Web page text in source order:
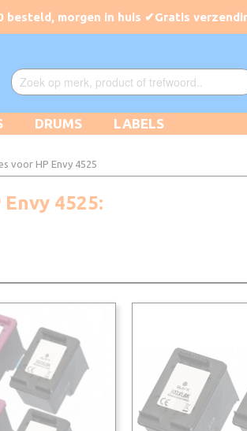
DRUMS LABELS
voor HP Envy 4525
4525: